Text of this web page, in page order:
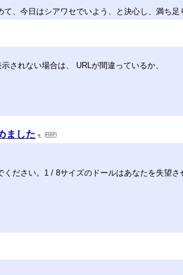
、今日はシアワセでいよう、と決心し、満ち
されない場合は、 URLが間違っているか、
ました
ださい。1 / 8サイズのドールはあなたを失望